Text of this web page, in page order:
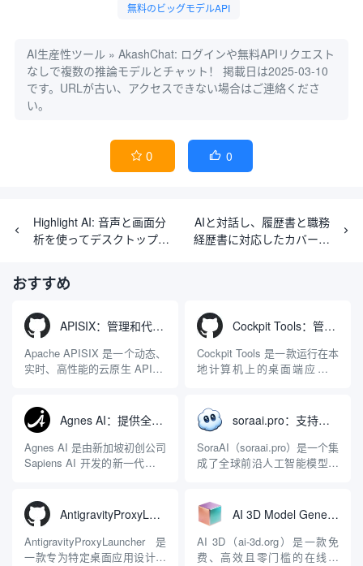
無料のビッグモデルAPI
AI生産性ツール » AkashChat: ログインや無料APIリクエスト
なしで複数の推論モデルとチャット！
掲載日は2025-03-10
です。URLが古い、アクセスできない場合はご連絡くださ
い。
 0  0
Highlight AI: 音声と画面分
析を使ってデスクトップタ
ト
AIと対話し、履歴書と職務
経歴書に対応したカバーレ
おすすめ
APISIX：管理和代理API及大模型流量的高性能网关
Apache APISIX 是一个动态、
实时、高性能的云原生 API 网
LuaJIT 构建，并在 2019 年作
为顶级开源项目捐赠给
Apache 软件基金会。APISIX
彻底摒...
Cockpit Tools：管理多个AI编程IDE账号与配置多开独立实例的本地桌面应用
Cockpit Tools 是一款运行在本
地计算机上的桌面端应用程
程助手的账号与运行环境而设
计。它目前支持包括
Antigravity IDE、Codex、
GitHub Copilo...
Agnes AI：提供全模态模型免费API、支持图文视频生成与复杂工程执行的智能体平台
Agnes AI 是由新加坡初创公司
Sapiens AI 开发的新一代多模
限制，提供集文本、图像、视
频生成于一体的“全模态”大模
型能力。平台的核心产品矩阵
包括主打自动化工作流的
soraai.pro：支持多模型文字转视频和图像生成的在线创作工具
SoraAI（soraai.pro）是一个集
成了全球前沿人工智能模型的
者、营销人员及广大用户提供
一站式、开箱即用的视觉内容
生成解决方案。网站的核心优
势在于其强大的多模型聚合能
AntigravityProxyLauncher：免TUN全局代理使用Antigravity IDE
AntigravityProxyLauncher 是
一款专为特定桌面应用设计的
AI 3D Model Generator：通过文本和图像快速生成3D模型的在线工具
AI 3D（ai-3d.org）是一款免
费、高效且零门槛的在线AI